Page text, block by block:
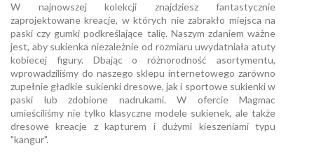
W najnowszej kolekcji znajdziesz fantastycznie
zaprojektowane kreacje, w których nie zabrakło miejsca na
paski czy gumki podkreślające talię. Naszym zdaniem ważne
jest, aby sukienka niezależnie od rozmiaru uwydatniała atuty
kobiecej figury. Dbając o różnorodność asortymentu,
wprowadziliśmy do naszego sklepu internetowego zarówno
zupełnie gładkie sukienki dresowe, jak i sportowe sukienki w
paski lub zdobione nadrukami. W ofercie Magmac
umieściliśmy nie tylko klasyczne modele sukienek, ale także
dresowe kreacje z kapturem i dużymi kieszeniami typu
"kangur".